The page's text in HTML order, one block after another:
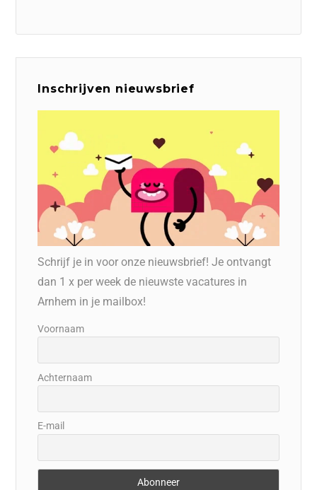
Inschrijven nieuwsbrief
Schrijf je in voor onze nieuwsbrief! Je ontvangt
dan 1 x per week de nieuwste vacatures in
Arnhem in je mailbox!
Voornaam
Achternaam
E-mail